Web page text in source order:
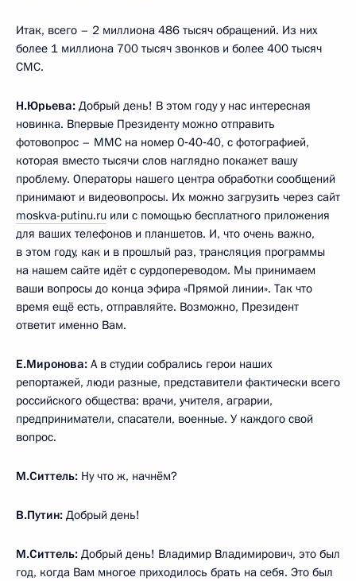
Итак, всего – 2 миллиона 486 тысяч обращений. Из них
более 1 миллиона 700 тысяч звонков и более 400 тысяч
СМС.
Н.Юрьева: Добрый день! В этом году у нас интересная
новинка. Впервые Президенту можно отправить
фотовопрос – ММС на номер 0‑40‑40, с фотографией,
которая вместо тысячи слов наглядно покажет вашу
проблему. Операторы нашего центра обработки сообщений
принимают и видеовопросы. Их можно загрузить через сайт
moskva-putinu.ru или с помощью бесплатного приложения
для ваших телефонов и планшетов. И, что очень важно,
в этом году, как и в прошлый раз, трансляция программы
на нашем сайте идёт с сурдопереводом. Мы принимаем
ваши вопросы до конца эфира «Прямой линии». Так что
время ещё есть, отправляйте. Возможно, Президент
ответит именно Вам.
Е.Миронова: А в студии собрались герои наших
репортажей, люди разные, представители фактически всего
российского общества: врачи, учителя, аграрии,
предприниматели, спасатели, военные. У каждого свой
вопрос.
М.Ситтель: Ну что ж, начнём?
В.Путин: Добрый день!
М.Ситтель: Добрый день! Владимир Владимирович, это был
год, когда Вам многое приходилось брать на себя. Это был